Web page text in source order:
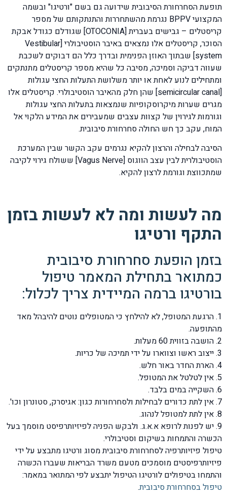
תופעת הסחרחורת הסיבובית שידועה גם בשם "ורטיגו" ובשמה
המקצועי BPPV נגרמת מהשתחררות והתנתקותם של מספר
קריסטלים – גבישים בעברית [OTOCONIA] שגודלם כגודל אבקת
הסוכר, קריסטלים אלו נמצאים באיבר הוסטיבולרי [Vestibular
system] שבתוך האוזן הפנימית ובדרך כלל הם דבוקים לשכבת
שעווה דביקה וסמיכה, מסיבה כל שהיא מספר קריסטלים מתנתקים
ומתחילים לנוע לאחת או יותר משלושת התעלות החצי עגולות
[semicircular canal] שהן חלק מהאיבר הוסטיבולרי. קריסטלים אלו
מגרים שערות מיקרוסקופיות שנמצאות בתעלות החצי עגולות
וגורמות לגירוין של קצוות עצבים שמעבירים את המידע הלקוי אל
המוח, עקב כך חש החולה סחרחורת סיבובית.
הסיבה לבחילה והרצון להקיא נגרמים עקב הקשר שבין המערכת
הוסטיבולרית לבין עצב הווגוס [Vagus Nerve] ששולח גירוי לקיבה
שמתכווצת וגורמת לרצון להקיא.
מה לעשות ומה לא לעשות בזמן
התקף ורטיגו
בזמן הופעת סחרחורת סיבובית
כמתואר בתחילת המאמר טיפול
בורטיגו ברמה המיידית צריך לכלול:
1. הרגעת המטופל, לא להילחץ כי המטופלים נוטים להיבהל מאד
מהתופעה.
2. הושבה בזווית 60 מעלות.
3. ייצוב ראשו וצווארו על ידי תמיכה של כריות.
4. הארת החדר באור חלש.
5. אין לטלטל את המטופל.
6. השקייה במים בלבד.
7. אין לתת כדורים לבחילות ולסחרחורות כגון: אגיסרק, סטונרון וכו'.
8. אין לתת למטופל לנהוג.
9. יש לפנות לרופא א.א.ג. ולבקש הפניה לפיזיותרפיסט מוסמך בעל
הכשרה והתמחות בשיקום וסטיבולרי.
טיפול פיזיותרפיה לסחרחורת סיבובית מסוג ורטיגו מתבצע על ידי
פיזיותרפיסטים מוסמכים מטעם משרד הבריאות שעברו הכשרה
והתמחו בטיפולים לורטיגו הטיפול יתבצע לפי המתואר במאמר:
טיפול בסחרחורת סיבובית.